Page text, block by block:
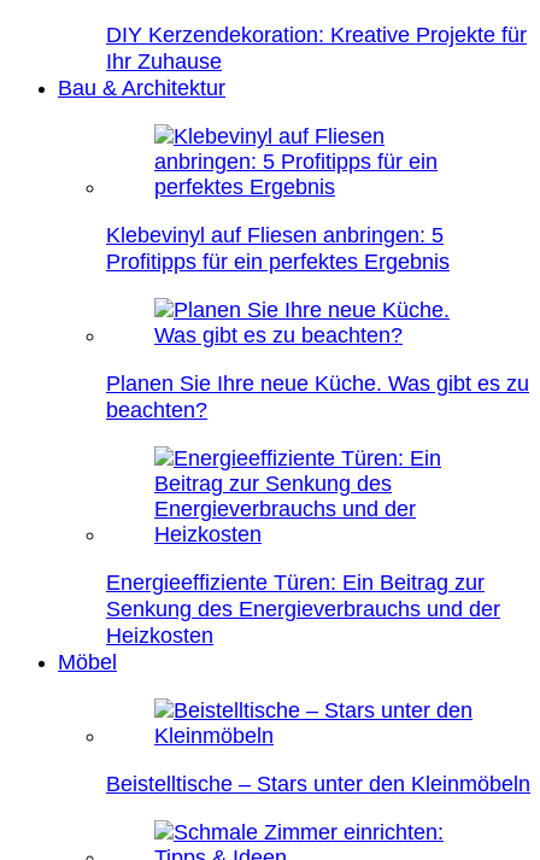
DIY Kerzendekoration: Kreative Projekte für
Ihr Zuhause
Bau & Architektur
Klebevinyl auf Fliesen anbringen: 5
Profitipps für ein perfektes Ergebnis
Planen Sie Ihre neue Küche. Was gibt es zu
beachten?
Energieeffiziente Türen: Ein Beitrag zur
Senkung des Energieverbrauchs und der
Heizkosten
Möbel
Beistelltische – Stars unter den Kleinmöbeln